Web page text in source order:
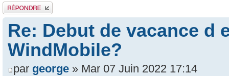
Publier une réponse
Re: Debut de vacance d
WindMobile?
par george » Mar 07 Juin 2022 17:14